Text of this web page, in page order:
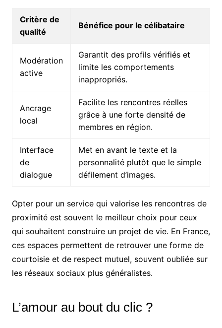
Critère de
qualité
Bénéfice pour le célibataire
Modération
active
Garantit des profils vérifiés et
limite les comportements
inappropriés.
Ancrage
local
Facilite les rencontres réelles
grâce à une forte densité de
membres en région.
Interface
de
dialogue
Met en avant le texte et la
personnalité plutôt que le simple
défilement d’images.
Opter pour un service qui valorise les rencontres de
proximité est souvent le meilleur choix pour ceux
qui souhaitent construire un projet de vie. En France,
ces espaces permettent de retrouver une forme de
courtoisie et de respect mutuel, souvent oubliée sur
les réseaux sociaux plus généralistes.
L’amour au bout du clic ?